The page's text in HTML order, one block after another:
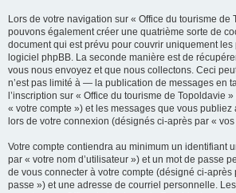
Lors de votre navigation sur « Office du tourisme de
pouvons également créer une quatrième sorte de
document qui est prévu pour couvrir uniquement les
logiciel phpBB. La seconde manière est de
vous nous envoyez et que nous collectons. Ceci
n’est pas limité à — la publication de messages en
l’inscription sur « Office du tourisme de Topoldavie
« votre compte ») et les messages que vous
lors de votre connexion (désignés ci-après par «
Votre compte contiendra au minimum un identifiant
par « votre nom d’utilisateur ») et un mot de passe
de vous connecter à votre compte (désigné ci-après
passe ») et une adresse de courriel personnelle.